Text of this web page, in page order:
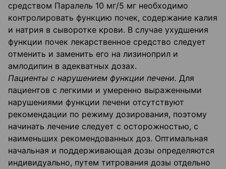
средством Паралель 10 мг/5 мг необходимо
контролировать функцию почек, содержание калия
и натрия в сыворотке крови. В случае ухудшения
функции почек лекарственное средство следует
отменить и заменить его на лизиноприл и
амлодипин в адекватных дозах.
Пациенты с нарушением функции печени. Для
пациентов с легкими и умеренно выраженными
нарушениями функции печени отсутствуют
рекомендации по режиму дозирования, поэтому
начинать лечение следует с осторожностью, с
наименьших рекомендованных доз. Оптимальная
начальная и поддерживающая дозы определяются
индивидуально, путем титрования дозы отдельно